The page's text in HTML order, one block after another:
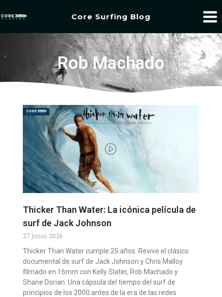
Core Surfing Blog
Rob Machado
Thicker Than Water: La icónica película de
surf de Jack Johnson
27 junio, 2026
Thicker Than Water cumple 25 años. Revive el clásico
documental de surf de Jack Johnson y Chris Malloy
filmado en 16mm con Kelly Slater, Rob Machado y
Shane Dorian. Una cápsula del tiempo del surf de
principios de los 2000 antes de la era de las redes